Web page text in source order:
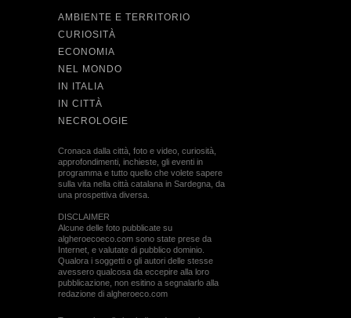
AMBIENTE E TERRITORIO
CURIOSITÀ
ECONOMIA
NEL MONDO
IN ITALIA
IN CITTÀ
NECROLOGIE
Cronaca dalla città, foto e video, curiosità,
approfondimenti, inchieste, gli eventi in
programma e tutto quello che volete sapere
sulla vita nella città catalana in Sardegna, da
una prospettiva diversa.
DISCLAIMER
Alcune delle foto pubblicate su
algheroecoeco.com sono state prese da
Internet, e valutate di pubblico dominio.
Qualora i soggetti o gli autori delle stesse
avessero qualcosa da eccepire alla loro
pubblicazione, non esitino a segnalarlo alla
redazione di algheroeco.com